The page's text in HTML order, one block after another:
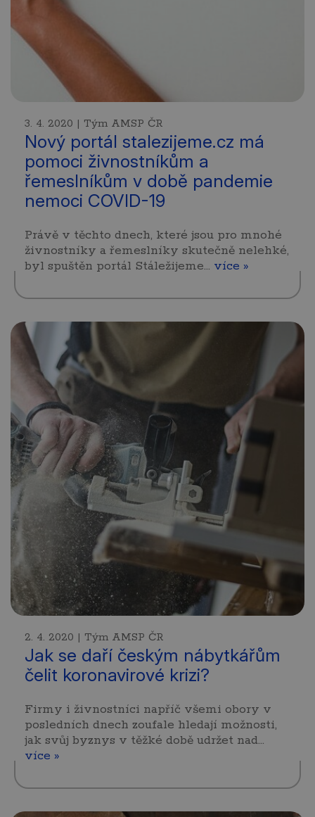
3. 4. 2020 | Tým AMSP ČR
Nový portál stalezijeme.cz má
pomoci živnostníkům a
řemeslníkům v době pandemie
nemoci COVID-19
Právě v těchto dnech, které jsou pro mnohé
živnostníky a řemeslníky skutečně nelehké,
byl spuštěn portál Stáležijeme… více »
2. 4. 2020 | Tým AMSP ČR
Jak se daří českým nábytkářům
čelit koronavirové krizi?
Firmy i živnostníci napříč všemi obory v
posledních dnech zoufale hledají možnosti,
jak svůj byznys v těžké době udržet nad…
více »